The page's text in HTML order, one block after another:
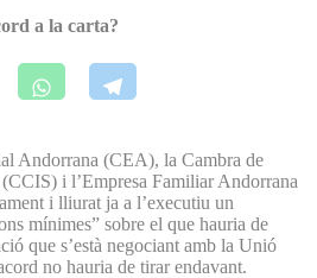
a la carta?
Andorrana (CEA), la Cambra de
i l’Empresa Familiar Andorrana
i lliurat ja a l’executiu un
mínimes” sobre el que hauria de
que s’està negociant amb la Unió
no hauria de tirar endavant.